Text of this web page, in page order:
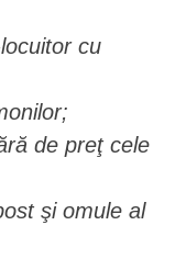
cu
de preţ cele
şi omule al